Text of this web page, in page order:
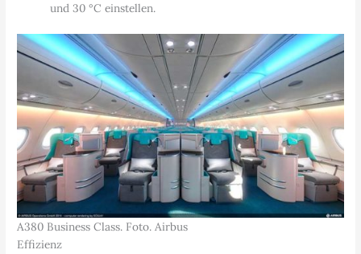
und 30 °C einstellen.
A380 Business Class. Foto. Airbus
Effizienz